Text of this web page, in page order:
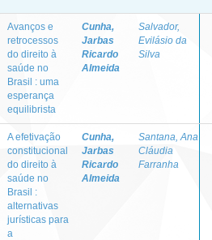
Avanços e
retrocessos
do direito à
saúde no
Brasil : uma
esperança
equilibrista
Cunha,
Jarbas
Ricardo
Almeida
Salvador,
Evilásio da
Silva
A efetivação
constitucional
do direito à
saúde no
Brasil :
alternativas
jurísticas para
a
Cunha,
Jarbas
Ricardo
Almeida
Santana, Ana
Cláudia
Farranha